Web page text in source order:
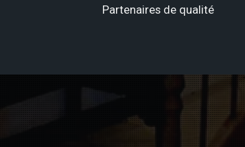
Partenaires de qualité